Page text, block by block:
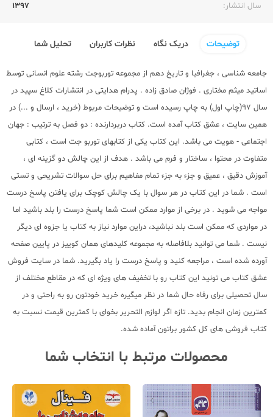
سال انتشار:‌
1397
توضیحات دریک نگاه نظرات کاربران تحلیل شما
جامعه شناسی ، جغرافیا و تاریخ دهم از مجموعه توربوجت رشته علوم انسانی توسط
اساتید میثم مختاری . فوژان صادق زاده . پدرام هدایتی در انتشارات کلاغ سپید در
سال 97(چاپ اول) به چاپ رسیده است و توضیحات مربوط (خرید ، ارسال و ...) در
همین سایت ، عشق کتاب آمده است. کتاب دربردارنده : دو فصل به ترتیب : جهان
اجتماعی - هویت می باشد. این کتاب یکی از کتابهای توربو جت است ، کتابی
متفاوت در محتوا ، ساختار و فرم می باشد . هدف از این چالش دو گزینه ای ،
آموزش دقیق ، عمیق و جزء به جزء تمام مفاهیم برای حل سوالات تشریحی و تستی
است . شما در این کتاب در هر سوال با یک چالش کوچک برای یافتن پاسخ درست
مواجه می شوید . در برخی از موارد ممکن است شما پاسخ درست را بلد باشید اما
در مواردی که ممکن است بلد نباشید، دراین موارد نیاز به کتاب یا جزوه ای دیگر
نیست . شما می توانید بلافاصله به مجموعه کلیدهای همان کوییز در پایین صفحه
آورده شده است ، مراجعه کنید و پاسخ درست را یاد بگیرید. شما در سایت فروش
عشق کتاب می تونید این کتاب رو با تخفیف های ویژه ای که در مقاطع مختلف از
سال تحصیلی برای رفاه حال شما در نظر میگیره خرید خودتون رو به راحتی و در
کمترین زمان انجام بدید. تازه اگر لوازم التحریر بخوای با کمترین قیمت نسبت به
کتاب فروشی های کل کشور براتون آماده شده.
محصولات مرتبط با انتخاب شما